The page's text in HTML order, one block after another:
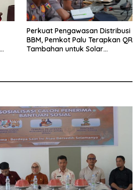
Perkuat Pengawasan Distribusi
BBM, Pemkot Palu Terapkan QR
Tambahan untuk Solar